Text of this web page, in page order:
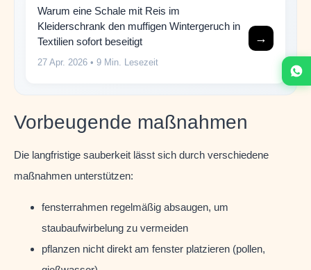
Warum eine Schale mit Reis im
Kleiderschrank den muffigen Wintergeruch in
Textilien sofort beseitigt
27 Apr. 2026 • 9 Min. Lesezeit
→
Vorbeugende maßnahmen
Die langfristige sauberkeit lässt sich durch verschiedene
maßnahmen unterstützen:
fensterrahmen regelmäßig absaugen, um
staubaufwirbelung zu vermeiden
pflanzen nicht direkt am fenster platzieren (pollen,